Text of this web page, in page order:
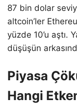
87 bin dolar
altcoin’ler
yüzde 10’u aştı.
düşüşün
Piyasa
Hangi